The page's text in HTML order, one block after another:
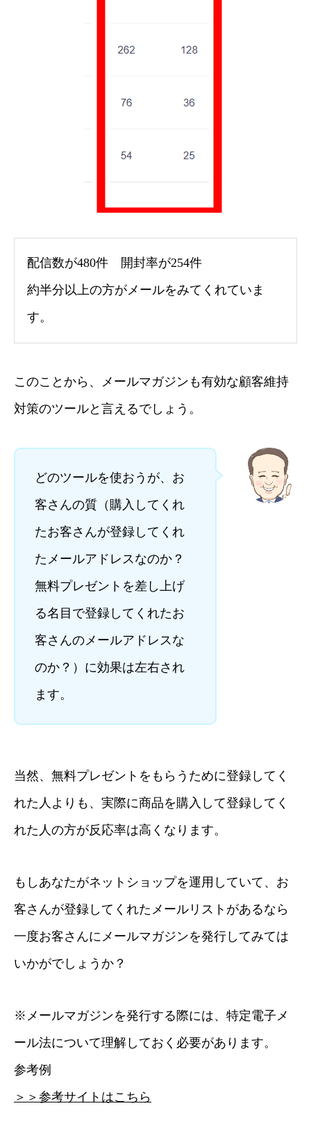
配信数が480件 開封率が254件
約半分以上の方がメールをみてくれていま
す。
このことから、メールマガジンも有効な顧客維持
対策のツールと言えるでしょう。
どのツールを使おうが、お
客さんの質（購入してくれ
たお客さんが登録してくれ
たメールアドレスなのか？
無料プレゼントを差し上げ
る名目で登録してくれたお
客さんのメールアドレスな
のか？）に効果は左右され
ます。
当然、無料プレゼントをもらうために登録してく
れた人よりも、実際に商品を購入して登録してく
れた人の方が反応率は高くなります。
もしあなたがネットショップを運用していて、お
客さんが登録してくれたメールリストがあるなら
一度お客さんにメールマガジンを発行してみては
いかがでしょうか？
※メールマガジンを発行する際には、特定電子メ
ール法について理解しておく必要があります。
参考例
＞＞参考サイトはこちら